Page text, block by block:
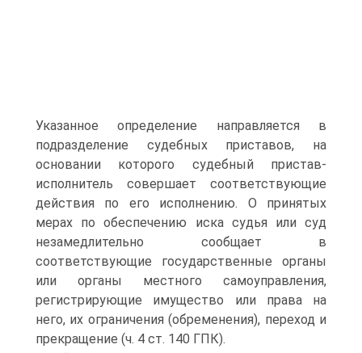
Указанное определение направляется в
подразделение судебных приставов, на
основании которого судебный пристав-
исполнитель совершает соответствующие
действия по его исполнению. О принятых
мерах по обеспечению иска судья или суд
незамедлительно сообщает в
соответствующие государственные органы
или органы местного самоуправления,
регистрирующие имущество или права на
него, их ограничения (обременения), переход и
прекращение (ч. 4 ст. 140 ГПК).